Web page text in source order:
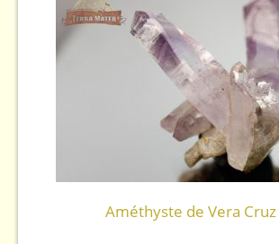
Améthyste de Vera